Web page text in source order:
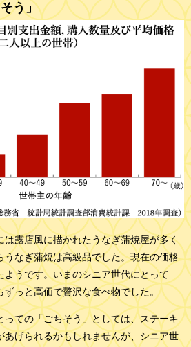
う」
は露店風に描かれたうなぎ蒲焼屋が多く
うなぎ蒲焼は高級品でした。現在の価格
ようです。いまのシニア世代にとって
ずっと高価で贅沢な食べ物でした。
っての「ごちそう」としては、ステーキ
あげられるかもしれませんが、シニア世